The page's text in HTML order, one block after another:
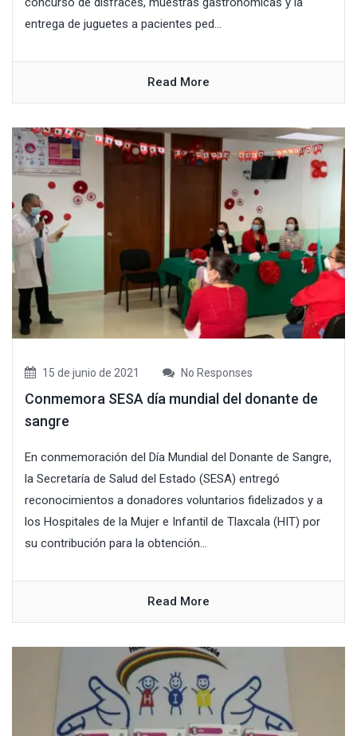
entrega de juguetes a pacientes ped...
Read More
15 de junio de 2021 No Responses
Conmemora SESA día mundial del donante de
sangre
En conmemoración del Día Mundial del Donante de Sangre,
la Secretaría de Salud del Estado (SESA) entregó
reconocimientos a donadores voluntarios fidelizados y a
los Hospitales de la Mujer e Infantil de Tlaxcala (HIT) por
su contribución para la obtención...
Read More